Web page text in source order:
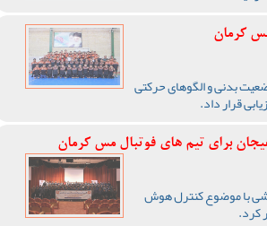
کرمان
بدنی و الگوهای حرکتی
قرار داد.
برای تیم های فوتبال مس کرمان
با موضوع کنترل هوش
کرد.